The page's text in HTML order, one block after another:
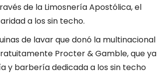
de la Limosnería Apostólica, el
a los sin techo.
de lavar que donó la multinacional
Procter & Gamble, que ya
y barbería dedicada a los sin techo